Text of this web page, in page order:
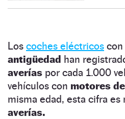
Los coches eléctricos con
antigüedad han
averías por cada 1.000
vehículos con motores
misma edad, esta cifra es
averías.